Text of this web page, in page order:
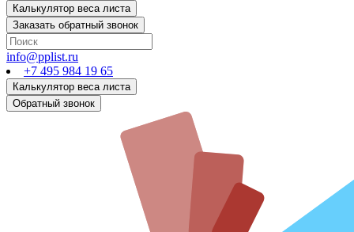
info@pplist.ru
+7 495 984 19 65